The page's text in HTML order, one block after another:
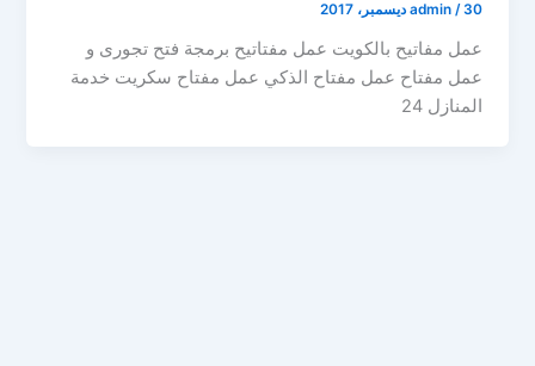
admin /30 ديسمبر، 2017
عمل مفاتيح بالكويت عمل مفتاتيح برمجة فتح تجورى و
عمل مفتاح عمل مفتاح الذكي عمل مفتاح سكريت خدمة
المنازل 24